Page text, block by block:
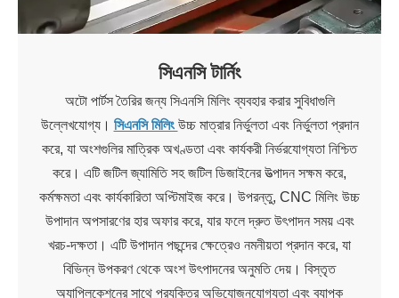
সিএনসি টার্নিং
অটো পার্টস তৈরির জন্য সিএনসি মিলিং ব্যবহার করার সুবিধাগুলি
উল্লেখযোগ্য। সিএনসি মিলিংউচ্চ মাত্রার নির্ভুলতা এবং নির্ভুলতা প্রদান
করে, যা অংশগুলির মাত্রিক অখণ্ডতা এবং কার্যকরী নির্ভরযোগ্যতা নিশ্চিত
করে। এটি জটিল জ্যামিতি সহ জটিল ডিজাইনের উত্পাদন সক্ষম করে,
কর্মক্ষমতা এবং কার্যকারিতা অপ্টিমাইজ করে। উপরন্তু, CNC মিলিং উচ্চ
উপাদান অপসারণের হার অফার করে, যার ফলে দ্রুত উৎপাদন সময় এবং
খরচ-দক্ষতা। এটি উপাদান পছন্দের ক্ষেত্রেও নমনীয়তা প্রদান করে, যা
বিভিন্ন উপকরণ থেকে অংশ উৎপাদনের অনুমতি দেয়। বিস্তৃত
অ্যাপ্লিকেশনের সাথে প্রযুক্তির অভিযোজনযোগ্যতা এবং ব্যাপক